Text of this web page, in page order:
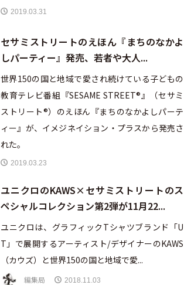
2019.03.31
セサミストリートのえほん『まちのなかよ
しパーティー』発売、若者や大人...
世界150の国と地域で愛され続けている子どもの
教育テレビ番組『SESAME STREET®︎』（セサミ
ストリート®︎）のえほん『まちのなかよしパーテ
ィー』が、イメジネイション・プラスから発売さ
れた。
2019.03.23
ユニクロのKAWS×セサミストリートのス
ペシャルコレクション第2弾が11月22...
ユニクロは、グラフィックTシャツブランド「U
T」で展開するアーティスト/デザイナーのKAWS
（カウズ）と世界150の国と地域で愛...
編集局 2018.11.03